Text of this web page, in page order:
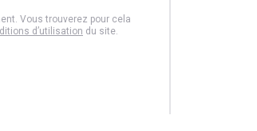
Vous trouverez pour cela
d’utilisation du site.